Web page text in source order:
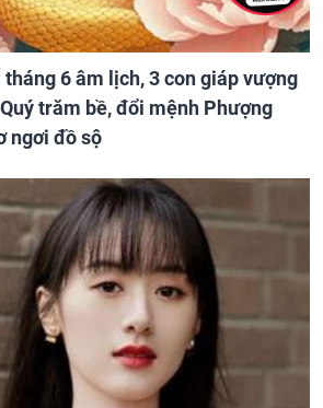
6 âm lịch, 3 con giáp vượng
trăm bề, đổi mệnh Phượng
ngơi đồ sộ